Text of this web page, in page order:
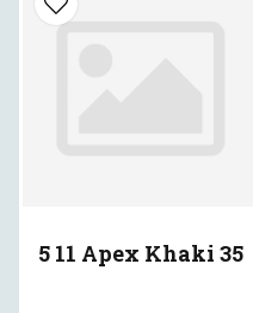
5 11 Apex Khaki 35